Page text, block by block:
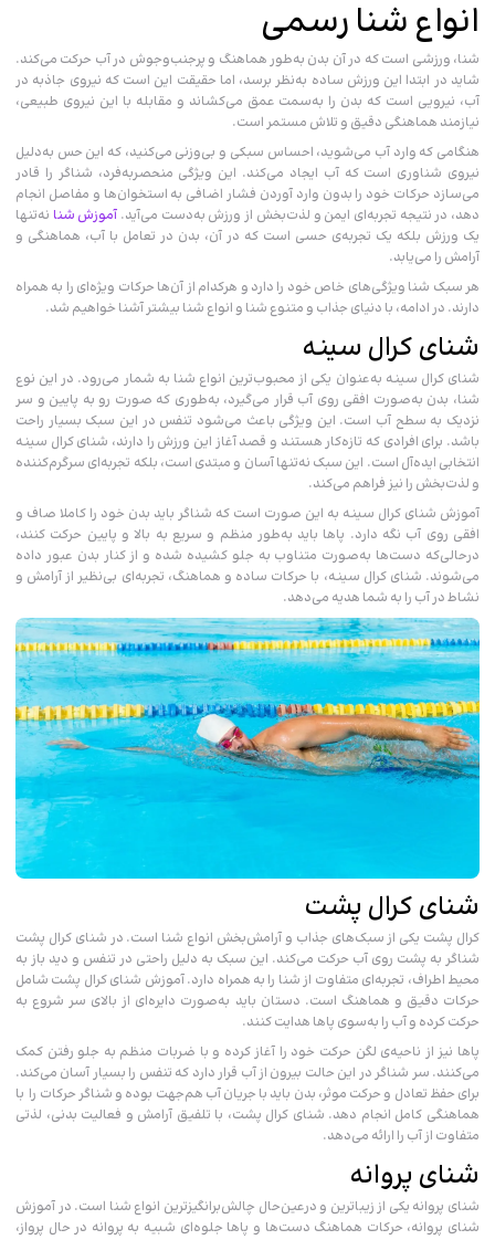
انواع شنا رسمی
شنا، ورزشی است که در آن بدن به‌طور هماهنگ و پرجنب‌وجوش در آب حرکت می‌کند.
شاید در ابتدا این ورزش ساده به‌نظر برسد، اما حقیقت این است که نیروی جاذبه در
آب، نیرویی است که بدن را به‌سمت عمق می‌کشاند و مقابله با این نیروی طبیعی،
نیازمند هماهنگی دقیق و تلاش مستمر است.
هنگامی که وارد آب می‌شوید، احساس سبکی و بی‌وزنی می‌کنید، که این حس به‌دلیل
نیروی شناوری است که آب ایجاد می‌کند. این ویژگی منحصربه‌فرد، شناگر را قادر
می‌سازد حرکات خود را بدون وارد آوردن فشار اضافی به استخوان‌ها و مفاصل انجام
دهد، در نتیجه تجربه‌ای ایمن و لذت‌بخش از ورزش به‌دست می‌آید. آموزش شنا نه‌تنها
یک ورزش بلکه یک تجربه‌ی حسی است که در آن، بدن در تعامل با آب، هماهنگی و
آرامش را می‌یابد.
هر سبک شنا ویژگی‌های خاص خود را دارد و هرکدام از آن‌ها حرکات ویژه‌ای را به همراه
دارند. در ادامه، با دنیای جذاب و متنوع شنا و انواع شنا بیشتر آشنا خواهیم شد.
شنای کرال سینه
شنای کرال سینه به‌عنوان یکی از محبوب‌ترین انواع شنا به‌ شمار می‌رود. در این نوع
شنا، بدن به‌صورت افقی روی آب قرار می‌گیرد، به‌طوری‌ که صورت رو به پایین و سر
نزدیک به سطح آب است. این ویژگی باعث می‌شود تنفس در این سبک بسیار راحت
باشد. برای افرادی که تازه‌کار هستند و قصد آغاز این ورزش را دارند، شنای کرال سینه
انتخابی ایده‌آل است. این سبک نه‌تنها آسان و مبتدی است، بلکه تجربه‌ای سرگرم‌کننده
و لذت‌بخش را نیز فراهم می‌کند.
آموزش شنای کرال سینه به این صورت است که شناگر باید بدن خود را کاملا صاف و
افقی روی آب نگه دارد. پاها باید به‌طور منظم و سریع به بالا و پایین حرکت کنند،
درحالی‌که دست‌ها به‌صورت متناوب به جلو کشیده شده و از کنار بدن عبور داده
می‌شوند. شنای کرال سینه، با حرکات ساده و هماهنگ، تجربه‌ای بی‌نظیر از آرامش و
نشاط در آب را به شما هدیه می‌دهد.
شنای کرال پشت
کرال پشت یکی از سبک‌های جذاب و آرامش‌بخش انواع شنا است. در شنای کرال پشت
شناگر به پشت روی آب حرکت می‌کند. این سبک به دلیل راحتی در تنفس و دید باز به
محیط اطراف، تجربه‌ای متفاوت از شنا را به همراه دارد. آموزش شنای کرال پشت شامل
حرکات دقیق و هماهنگ است. دستان باید به‌صورت دایره‌ای از بالای سر شروع به
حرکت کرده و آب را به‌سوی پاها هدایت کنند.
پاها نیز از ناحیه‌ی لگن حرکت خود را آغاز کرده و با ضربات منظم به جلو رفتن کمک
می‌کنند. سر شناگر در این حالت بیرون از آب قرار دارد که تنفس را بسیار آسان می‌کند.
برای حفظ تعادل و حرکت موثر، بدن باید با جریان آب هم‌جهت بوده و شناگر حرکات را با
هماهنگی کامل انجام دهد. شنای کرال پشت، با تلفیق آرامش و فعالیت بدنی، لذتی
متفاوت از آب را ارائه می‌دهد.
شنای پروانه
شنای پروانه یکی از زیباترین و درعین‌حال چالش‌برانگیزترین انواع شنا است. در آموزش
شنای پروانه، حرکات هماهنگ دست‌ها و پاها جلوه‌ای شبیه به پروانه در حال پرواز،